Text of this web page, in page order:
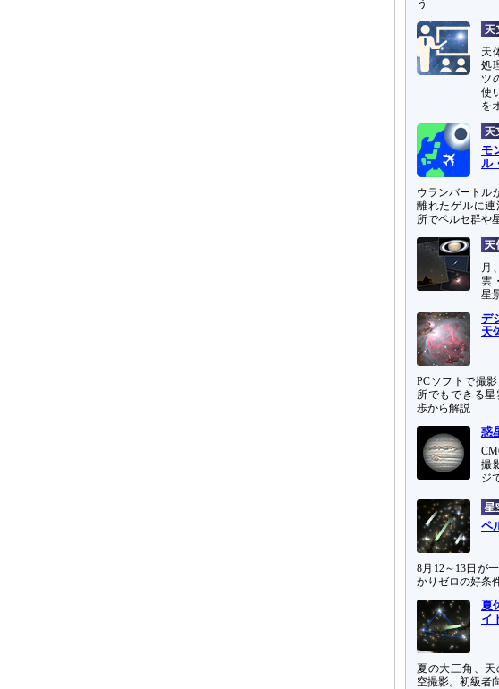
う
天
処
ツ
使
を
モ
ル
ウランバートル
離れたゲルに
所でペルセ群や
月
雲
星
デ
天
PCソフトで撮
所でもできる
歩から解説
惑
撮
ジ
ペ
8月12～13日が
かりゼロの好条
夏
イ
夏の大三角、
空撮影。初級者